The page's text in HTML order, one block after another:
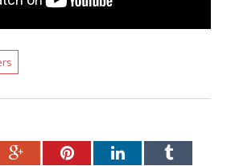
Google+PinterestLinkedInTumblr